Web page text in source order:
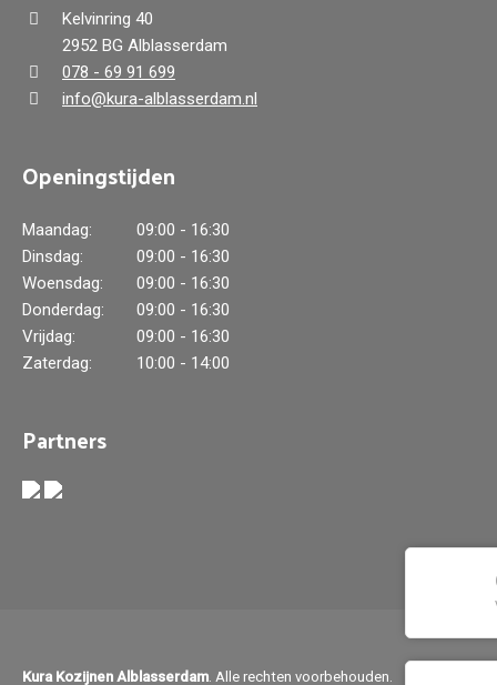
Kelvinring 40
2952 BG Alblasserdam
078 - 69 91 699
info@kura-alblasserdam.nl
Openingstijden
Maandag:
09:00 - 16:30
Dinsdag:
09:00 - 16:30
Woensdag:
09:00 - 16:30
Donderdag:
09:00 - 16:30
Vrijdag:
09:00 - 16:30
Zaterdag:
10:00 - 14:00
Partners
Kura Kozijnen Alblasserdam. Alle rechten voorbehouden.